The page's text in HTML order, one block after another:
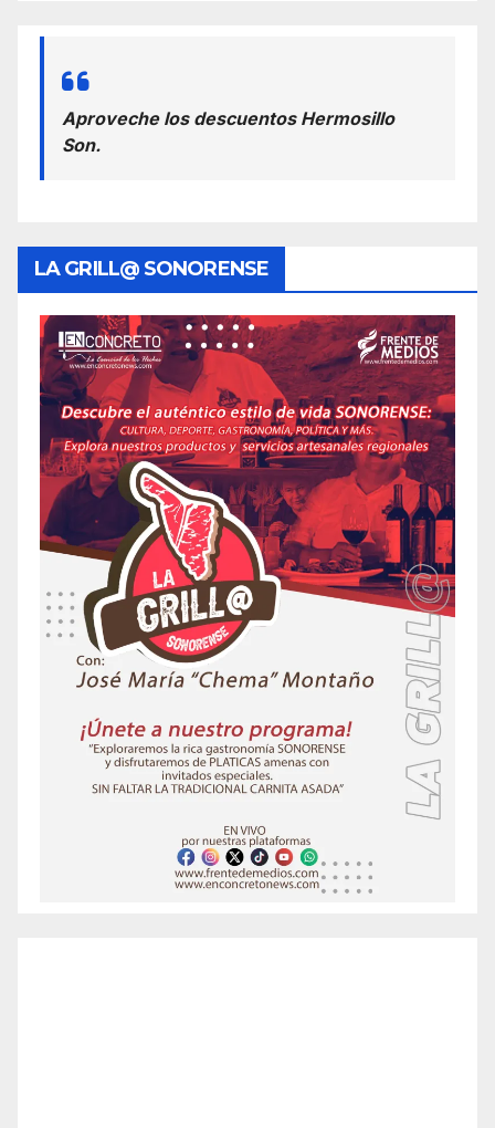
Aproveche los descuentos Hermosillo
Son.
LA GRILL@ SONORENSE